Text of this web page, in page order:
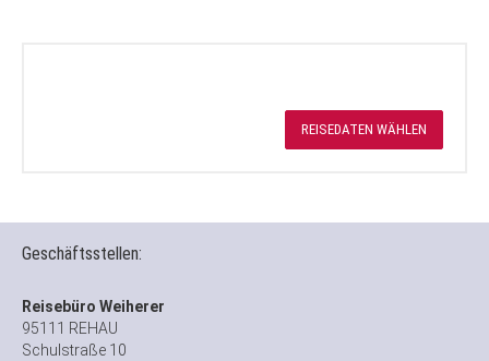
REISEDATEN WÄHLEN
Geschäftsstellen:
Reisebüro Weiherer
95111 REHAU
Schulstraße 10